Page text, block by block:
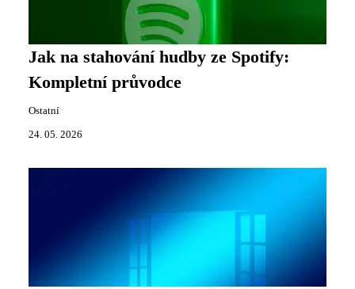
Jak na stahování hudby ze Spotify:
Kompletní průvodce
Ostatní
24. 05. 2026